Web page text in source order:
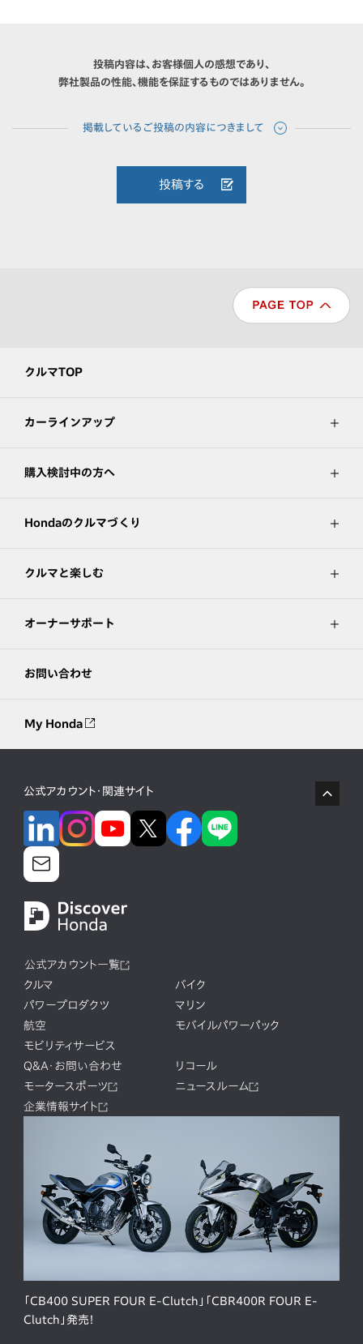
投稿内容は、お客様個人の感想であり、
弊社製品の性能、機能を保証するものではありません。
投稿する
クルマTOP
カーラインアップ
購入検討中の方へ
Hondaのクルマづくり
クルマと楽しむ
オーナーサポート
お問い合わせ
My Honda
公式アカウント・関連サイト
公式アカウント一覧
クルマ
バイク
パワープロダクツ
マリン
航空
モバイルパワーパック
モビリティサービス
Q&A・お問い合わせ
リコール
モータースポーツ
ニュースルーム
企業情報サイト
「CB400 SUPER FOUR E-Clutch」「CBR400R FOUR E-
Clutch」発売！